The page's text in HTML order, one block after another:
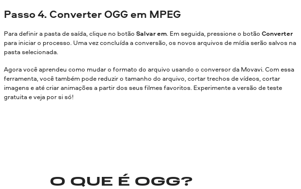
Passo 4. Converter OGG em MPEG
Para definir a pasta de saída, clique no botão Salvar em. Em seguida, pressione o botão Converter
para iniciar o processo. Uma vez concluída a conversão, os novos arquivos de mídia serão salvos na
pasta selecionada.
Agora você aprendeu como mudar o formato do arquivo usando o conversor da Movavi. Com essa
ferramenta, você também pode reduzir o tamanho do arquivo, cortar trechos de vídeos, cortar
imagens e até criar animações a partir dos seus filmes favoritos. Experimente a versão de teste
gratuita e veja por si só!
O QUE É OGG?